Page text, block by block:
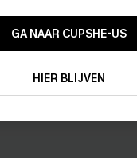
GA NAAR CUPSHE-US
HIER BLIJVEN
15% KORTING OP 2ST+
ABONNEREN